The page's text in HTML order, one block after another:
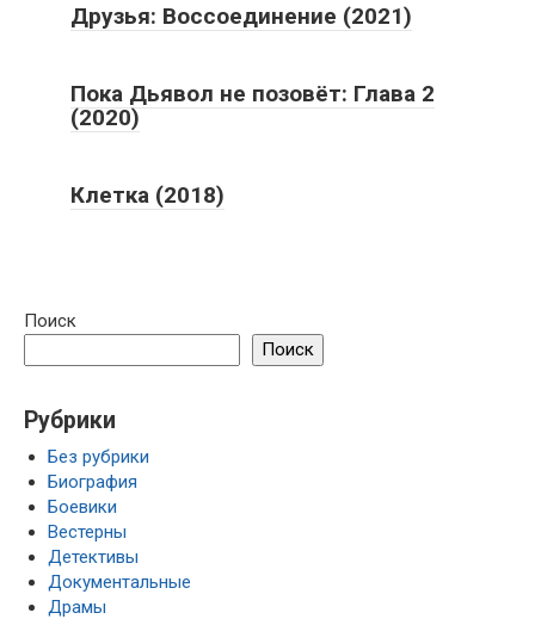
Друзья: Воссоединение (2021)
Пока Дьявол не позовёт: Глава 2
(2020)
Клетка (2018)
Поиск
Поиск
Рубрики
Без рубрики
Биография
Боевики
Вестерны
Детективы
Документальные
Драмы